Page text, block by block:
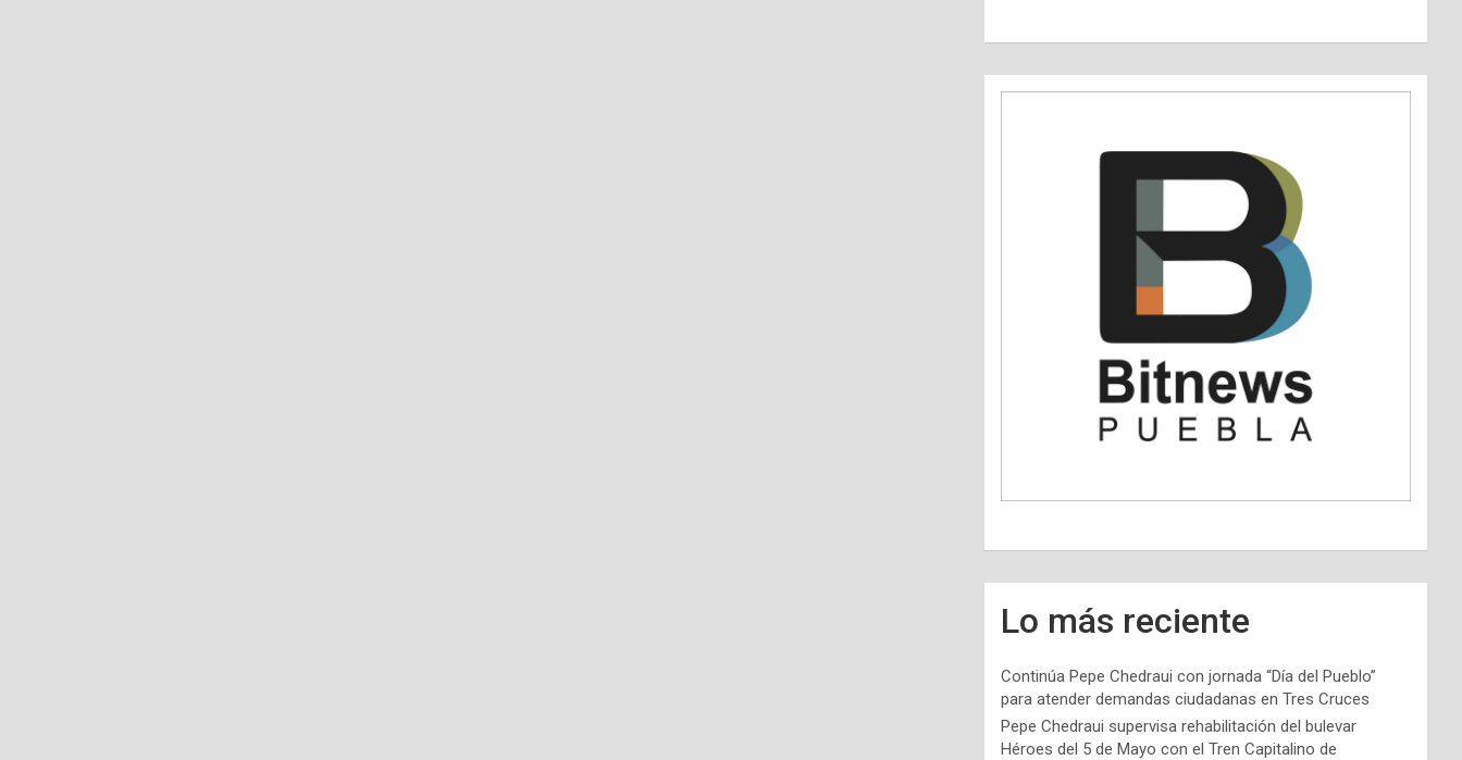
Lo más reciente
Continúa Pepe Chedraui con jornada “Día del Pueblo”
para atender demandas ciudadanas en Tres Cruces
Pepe Chedraui supervisa rehabilitación del bulevar
Héroes del 5 de Mayo con el Tren Capitalino de